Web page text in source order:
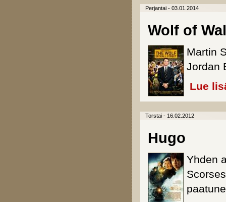
Perjantai - 03.01.2014
Wolf of
Martin
Jordan
Lue
Torstai - 16.02.2012
Hugo
Yhden